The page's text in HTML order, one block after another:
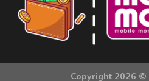
Copyright 2026 ©